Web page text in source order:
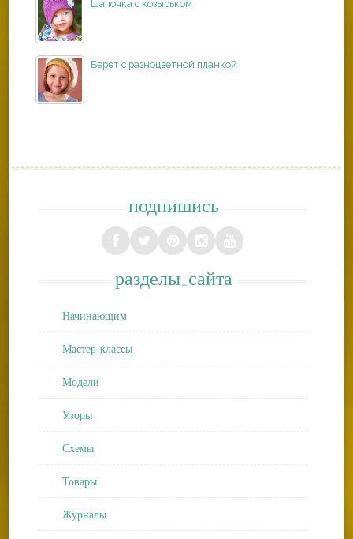
Шапочка с козырьком
Берет с разноцветной планкой
подпишись
разделы_сайта
Начинающим
Мастер-классы
Модели
Узоры
Схемы
Товары
Журналы